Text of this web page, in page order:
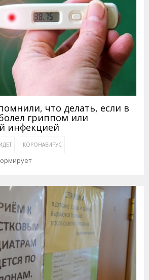
что делать, если в
гриппом или
инфекцией
КОРОНАВИРУС